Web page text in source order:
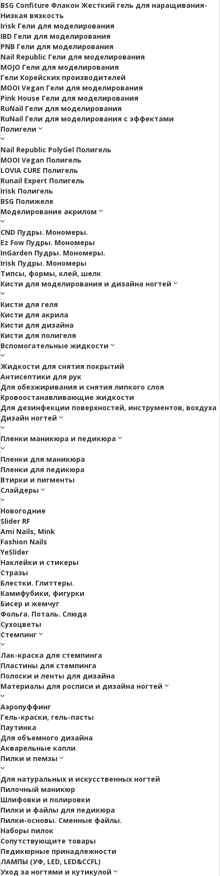
BSG Confiture Флакон Жесткий гель для наращивания-
Низкая вязкость
Irisk Гели для моделирования
IBD Гели для моделирования
PNB Гели для моделирования
Nail Republic Гели для моделирования
MOJO Гели для моделирования
Гели Корейских производителей
MOOI Vegan Гели для моделирования
Pink House Гели для моделирования
RuNail Гели для моделирования
RuNail Гели для моделирования с эффектами
Полигели
Nail Republic PolyGel Полигель
MOOI Vegan Полигель
LOVIA CURE Полигель
Runail Expert Полигель
Irisk Полигель
BSG Полижеле
Моделирование акрилом
CND Пудры. Мономеры.
Ez Fow Пудры. Мономеры
InGarden Пудры. Мономеры.
Irisk Пудры. Мономеры
Типсы, формы, клей, шелк
Кисти для моделирования и дизайна ногтей
Кисти для геля
Кисти для акрила
Кисти для дизайна
Кисти для полигеля
Вспомогательные жидкости
Жидкости для снятия покрытий
Антисептики для рук
Для обезжиривания и снятия липкого слоя
Кровоостанавливающие жидкости
Для дезинфекции поверхностей, инструментов, вохдуха
Дизайн ногтей
Пленки маникюра и педикюра
Пленки для маникюра
Пленки для педикюра
Втирки и пигменты
Слайдеры
Новогодние
Slider RF
Ami Nails, Mink
Fashion Nails
YeSlider
Наклейки и стикеры
Стразы
Блестки. Глиттеры.
Камифубики, фигурки
Бисер и жемчуг
Фольга. Поталь. Слюда
Сухоцветы
Стемпинг
Лак-краска для стемпинга
Пластины для стемпинга
Полоски и ленты для дизайна
Материалы для росписи и дизайна ногтей
Аэропуффинг
Гель-краски, гель-пасты
Паутинка
Для объемного дизайна
Акварельные капли
Пилки и пемзы
Для натуральных и искусственных ногтей
Пилочный маникюр
Шлифовки и полировки
Пилки и файлы для педикюра
Пилки-основы. Сменные файлы.
Наборы пилок
Сопутствующите товары
Педикюрные принадлежности
ЛАМПЫ (УФ, LED, LED&CCFL)
Уход за ногтями и кутикулой